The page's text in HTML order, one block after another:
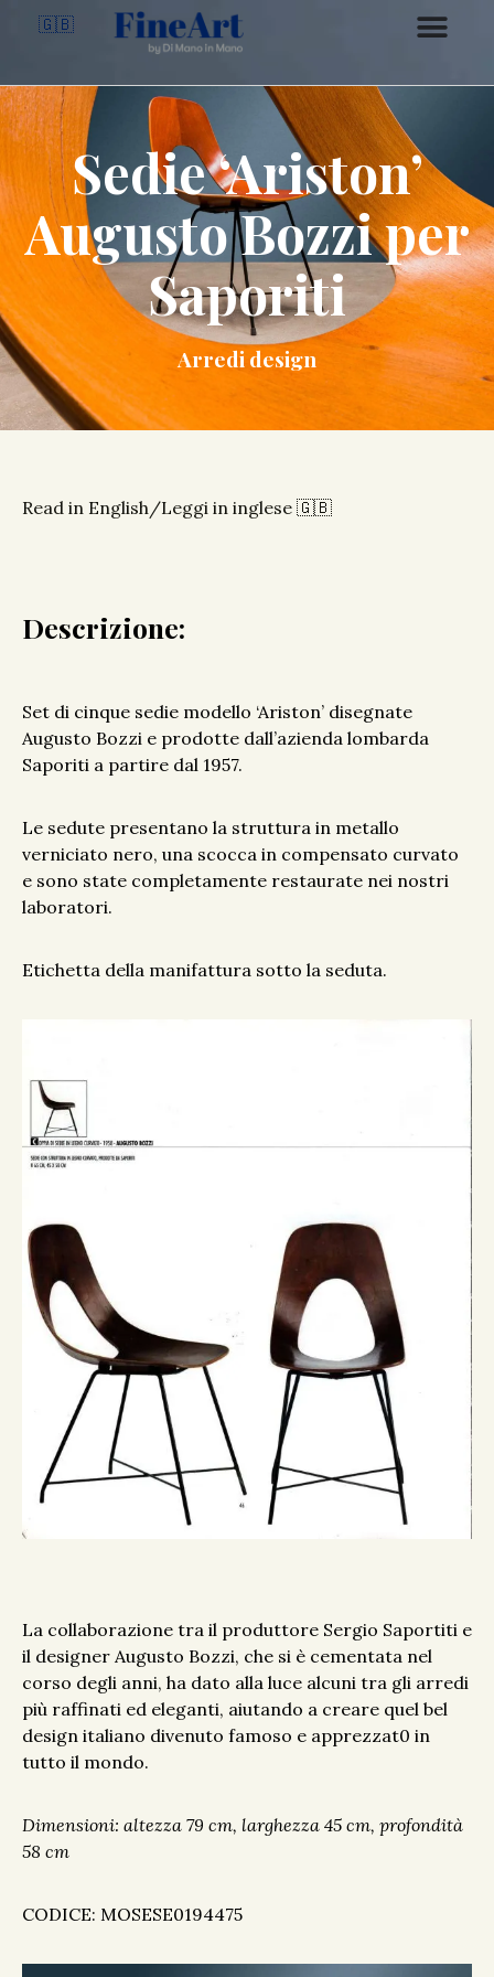
🇬🇧
Sedie ‘Ariston’
Augusto Bozzi per
Saporiti
Arredi design
Read in English/Leggi in inglese 🇬🇧
Descrizione:
Set di cinque sedie modello ‘Ariston’ disegnate
Augusto Bozzi e prodotte dall’azienda lombarda
Saporiti a partire dal 1957.
Le sedute presentano la struttura in metallo
verniciato nero, una scocca in compensato curvato
e sono state completamente restaurate nei nostri
laboratori.
Etichetta della manifattura sotto la seduta.
La collaborazione tra il produttore Sergio Saportiti e
il designer Augusto Bozzi, che si è cementata nel
corso degli anni, ha dato alla luce alcuni tra gli arredi
più raffinati ed eleganti, aiutando a creare quel bel
design italiano divenuto famoso e apprezzat0 in
tutto il mondo.
Dimensioni: altezza 79 cm, larghezza 45 cm, profondità
58 cm
CODICE: MOSESE0194475